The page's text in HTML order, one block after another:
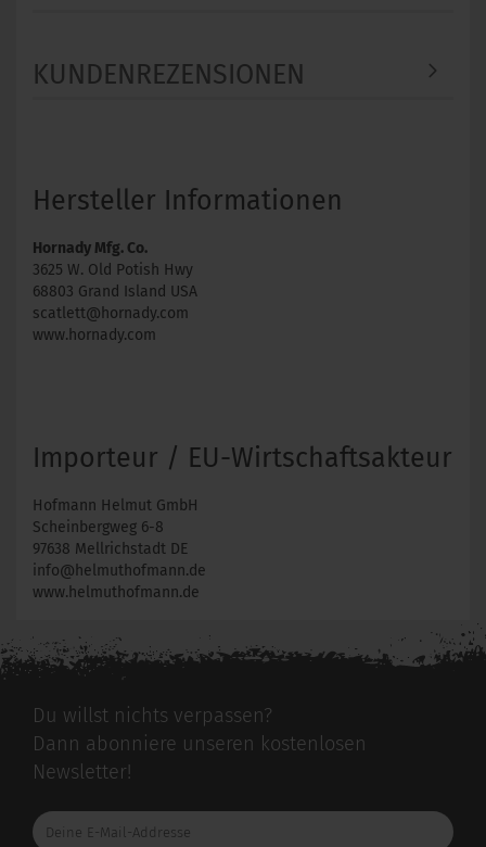
KUNDENREZENSIONEN
Hersteller Informationen
Hornady Mfg. Co.
3625 W. Old Potish Hwy
68803 Grand Island USA
scatlett@hornady.com
www.hornady.com
Importeur / EU-Wirtschaftsakteur
Hofmann Helmut GmbH
Scheinbergweg 6-8
97638 Mellrichstadt DE
info@helmuthofmann.de
www.helmuthofmann.de
Du willst nichts verpassen?
Dann abonniere unseren kostenlosen
Newsletter!
Deine
E-